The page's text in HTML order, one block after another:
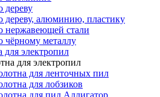
дереву
дереву, алюминию, пластику
нержавеющей стали
чёрному металлу
для электропил
для электропил
для ленточных пил
для лобзиков
для пил Аллигатор